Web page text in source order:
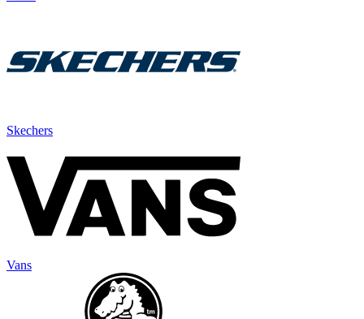
Skechers
Vans